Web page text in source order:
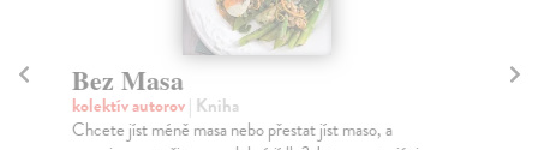
Bez Masa
kolektív autorov| Kniha
Chcete jíst méně masa nebo přestat jíst maso, a